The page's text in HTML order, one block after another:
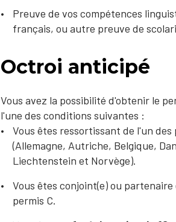
Preuve de vos compétences
français, ou autre preuve de
Octroi anticipé
Vous avez la possibilité d'obtenir le
l'une des conditions suivantes :
Vous êtes ressortissant de l'un
(Allemagne, Autriche, Belgique,
Liechtenstein et Norvège).
Vous êtes conjoint(e) ou
permis C.